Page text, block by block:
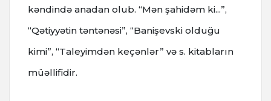
kəndində anadan olub. “Mən şahidəm ki...”,
“Qətiyyətin təntənəsi”, “Banişevski olduğu
kimi”, “Taleyimdən keçənlər” və s. kitabların
müəllifidir.